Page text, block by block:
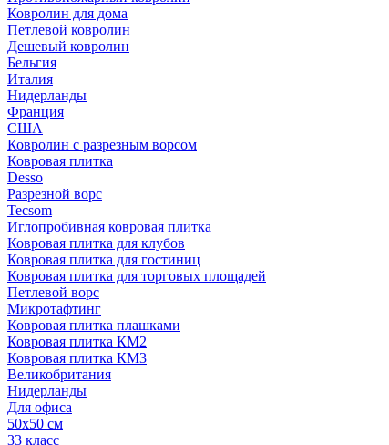
Ковролин для дома
Петлевой ковролин
Дешевый ковролин
Бельгия
Италия
Нидерланды
Франция
США
Ковролин с разрезным ворсом
Ковровая плитка
Desso
Разрезной ворс
Tecsom
Иглопробивная ковровая плитка
Ковровая плитка для клубов
Ковровая плитка для гостиниц
Ковровая плитка для торговых площадей
Петлевой ворс
Микротафтинг
Ковровая плитка плашками
Ковровая плитка КМ2
Ковровая плитка КМ3
Великобритания
Нидерланды
Для офиса
50х50 см
33 класс